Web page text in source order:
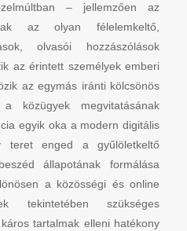
– jellemzően az
az olyan félelemkeltő,
olvasói hozzászólások
az érintett személyek emberi
az egymás iránti kölcsönös
közügyek megvitatásának
egyik oka a modern digitális
teret enged a gyűlöletkeltő
állapotának formálása
a közösségi és online
tekintetében szükséges
tartalmak elleni hatékony